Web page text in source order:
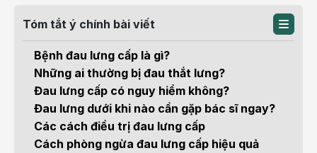
Tóm tắt ý chính bài viết
Bệnh đau lưng cấp là gì?
Những ai thường bị đau thắt lưng?
Đau lưng cấp có nguy hiểm không?
Đau lưng dưới khi nào cần gặp bác sĩ ngay?
Các cách điều trị đau lưng cấp
Cách phòng ngừa đau lưng cấp hiệu quả